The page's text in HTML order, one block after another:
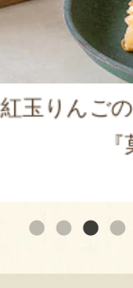
紅玉りんご